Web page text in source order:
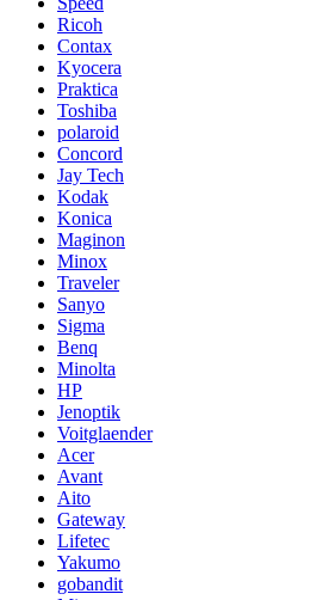
Ricoh
Contax
Kyocera
Praktica
Toshiba
polaroid
Concord
Jay Tech
Kodak
Konica
Maginon
Minox
Traveler
Sanyo
Sigma
Benq
Minolta
HP
Jenoptik
Voitglaender
Acer
Avant
Aito
Gateway
Lifetec
Yakumo
gobandit